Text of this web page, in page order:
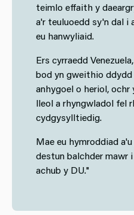
teimlo effaith y
a'r teuluoedd sy'n dal i
eu hanwyliaid.
Ers cyrraedd
bod yn gweithio ddydd
anhygoel o heriol,
lleol a rhyngwladol fel
cydgysylltiedig.
Mae eu hymroddiad
destun balchder mawr
achub y DU."